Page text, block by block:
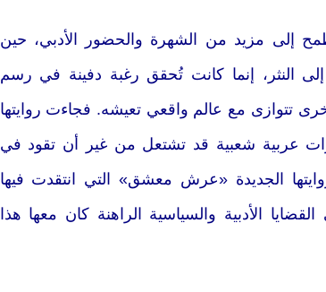
إلى مزيد من الشهرة والحضور الأدبي، حين
النثر، إنما كانت تُحقق رغبة دفينة في رسم
تتوازى مع عالم واقعي تعيشه. فجاءت روايتها
(2009) نذيراً بثورات عربية شعبية قد تشتعل من غير أن تقود في
الجديدة «عرش معشق» التي انتقدت فيها
الأدبية والسياسية الراهنة كان معها هذا